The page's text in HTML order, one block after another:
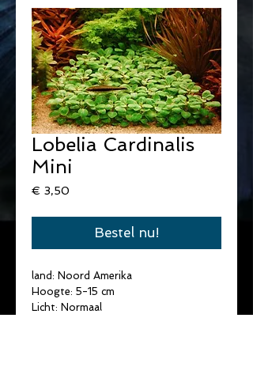
Lobelia Cardinalis
Mini
€ 3,50
Bestel nu!
land: Noord Amerika
Hoogte: 5-15 cm
Licht: Normaal